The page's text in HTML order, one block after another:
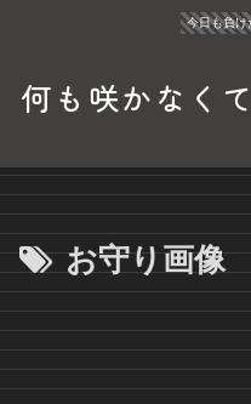
今日も負け
何も咲かなく
お守り画像